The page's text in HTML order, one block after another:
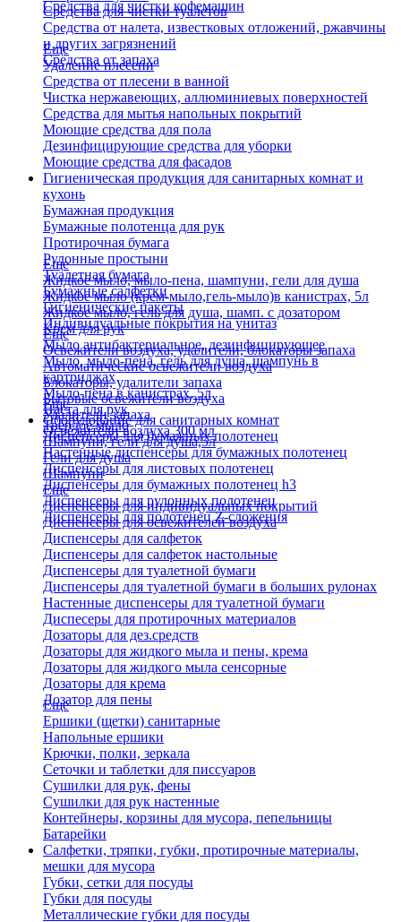
Средства для чистки кофемашин
Средства для чистки туалетов
Средства от налета, известковых отложений, ржавчины
и других загрязнений
Средства от запаха
Еще
Удаление плесени
Средства от плесени в ванной
Чистка нержавеющих, аллюминиевых поверхностей
Средства для мытья напольных покрытий
Моющие средства для пола
Дезинфицирующие средства для уборки
Моющие средства для фасадов
Гигиеническая продукция для санитарных комнат и
кухонь
Бумажная продукция
Бумажные полотенца для рук
Протирочная бумага
Рулонные простыни
Туалетная бумага
Бумажные салфетки
Гигиенические пакеты
Индивидуальные покрытия на унитаз
Еще
Жидкое мыло, мыло-пена, шампуни, гели для душа
Жидкое мыло (крем-мыло,гель-мыло)в канистрах, 5л
Жидкое мыло, гель для душа, шамп. с дозатором
Крем для рук
Мыло антибактериальное, дезинфицирующее
Мыло, мыло-пена, гель для душа, шампунь в
картриджах
Мыло-пена в канистрах, 5л
Паста для рук
Твердое мыло
Шампуни, гели для душа,5л
Гели для душа
Шампуни
Еще
Освежители воздуха, удалители, блокаторы запаха
Автоматические освежители воздуха
Блокаторы, удалители запаха
Бытовые освежители воздуха
Удалители запаха
Освежители воздуха 300 мл
Еще
Оборудование для санитарных комнат
Диспенсеры для бумажных полотенец
Настенные диспенсеры для бумажных полотенец
Диспенсеры для листовых полотенец
Диспенсеры для бумажных полотенец h3
Диспенсеры для рулонных полотенец
Диспенсеры для полотенец Z-сложения
Еще
Диспенсеры для индивидуальных покрытий
Диспенсеры для освежителей воздуха
Диспенсеры для салфеток
Диспенсеры для салфеток настольные
Диспенсеры для туалетной бумаги
Диспенсеры для туалетной бумаги в больших рулонах
Настенные диспенсеры для туалетной бумаги
Диспесеры для протирочных материалов
Дозаторы для дез.средств
Дозаторы для жидкого мыла и пены, крема
Дозаторы для жидкого мыла сенсорные
Дозаторы для крема
Дозатор для пены
Еще
Ершики (щетки) санитарные
Напольные ершики
Крючки, полки, зеркала
Сеточки и таблетки для писсуаров
Сушилки для рук, фены
Сушилки для рук настенные
Контейнеры, корзины для мусора, пепельницы
Батарейки
Салфетки, тряпки, губки, протирочные материалы,
мешки для мусора
Губки, сетки для посуды
Губки для посуды
Металлические губки для посуды